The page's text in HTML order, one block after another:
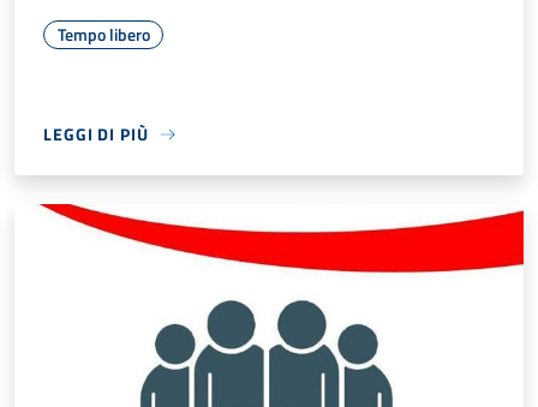
Tempo libero
LEGGI DI PIÙ